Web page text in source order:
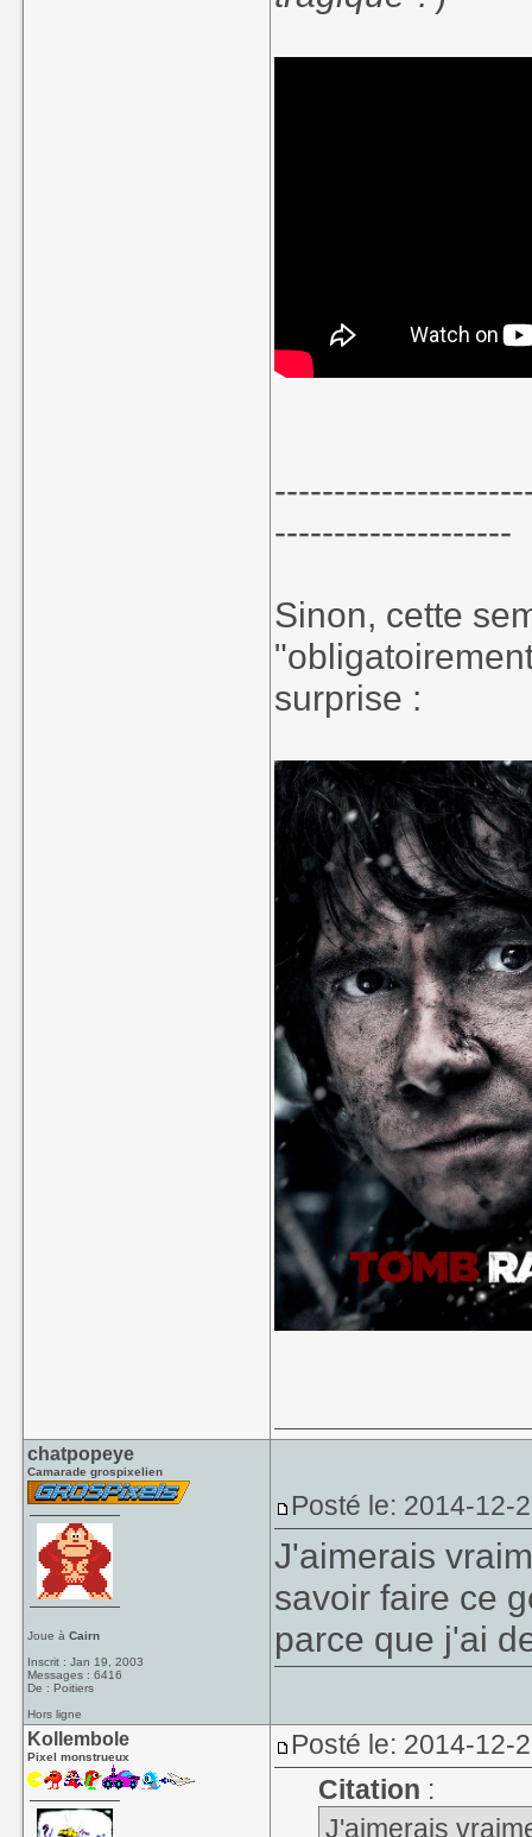
--------------------
Sinon, cette
surprise :
chatpopeye
Camarade grospixelien
Joue àCairn
Inscrit : Jan 19, 2003
Messages : 6416
De : Poitiers
Hors ligne
Posté le: 2014-12-
J'aimerais
savoir faire ce
parce que j'ai
Kollembole
Pixel monstrueux
Posté le: 2014-12-
Citation :
J'aimerais